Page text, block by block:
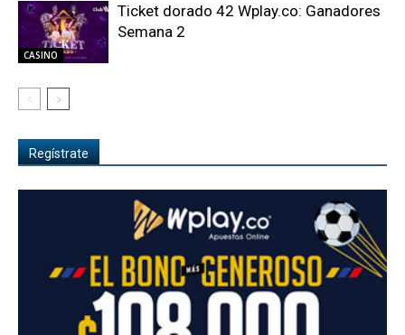
CASINO
Ticket dorado 42 Wplay.co: Ganadores
Semana 2
Regístrate